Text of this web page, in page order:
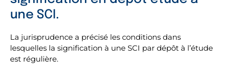
une SCI.
La jurisprudence a précisé les conditions dans
lesquelles la signification à une SCI par dépôt à l’étude
est régulière.